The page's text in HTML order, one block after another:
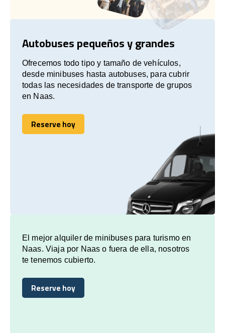
Autobuses pequeños y grandes
Ofrecemos todo tipo y tamaño de vehículos,
desde minibuses hasta autobuses, para cubrir
todas las necesidades de transporte de grupos
en Naas.
Reserve hoy
Reserve hoy
El mejor alquiler de minibuses para turismo en
Naas. Viaja por Naas o fuera de ella, nosotros
te tenemos cubierto.
Reserve hoy
Reserve hoy